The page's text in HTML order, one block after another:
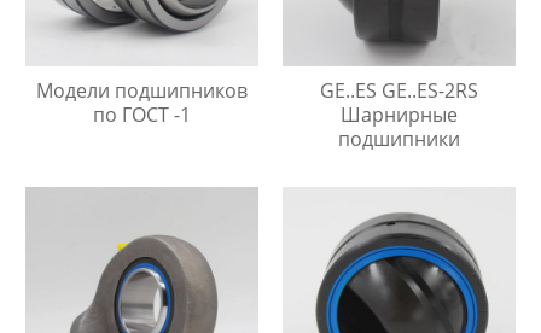
Модели подшипников
по ГОСТ -1
GE..ES GE..ES-2RS
Шарнирные
подшипники